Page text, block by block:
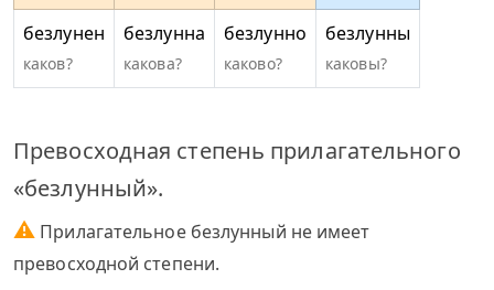
безлунен
каков?
безлунна
какова?
безлунно
каково?
безлунны
каковы?
Превосходная степень прилагательного
«безлунный».
⚠ Прилагательное безлунный не имеет
превосходной степени.